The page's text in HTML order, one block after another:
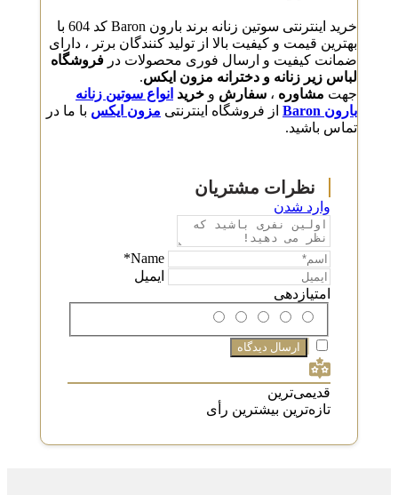
خرید اینترنتی سوتین زنانه برند بارون Baron کد 604 با
بهترین قیمت و کیفیت بالا از تولید کنندگان برتر ، دارای
ضمانت کیفیت و ارسال فوری محصولات درفروشگاه
لباس زیر زنانه و دخترانه مزون ایکس.
جهتمشاوره،سفارشوخرید انواع سوتین زنانه
بارون Baron
از فروشگاه اینترنتیمزون ایکسبا ما در
تماس باشید.
وارد شدن
Name*
امتیازدهی
قدیمی‌ترین
تازه‌ترین بیشترین رأی